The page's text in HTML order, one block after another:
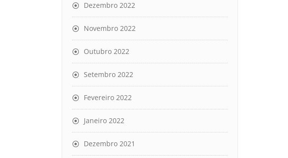
Dezembro 2022
Novembro 2022
Outubro 2022
Setembro 2022
Fevereiro 2022
Janeiro 2022
Dezembro 2021